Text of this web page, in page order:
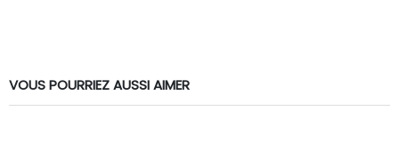
VOUS POURRIEZ AUSSI AIMER